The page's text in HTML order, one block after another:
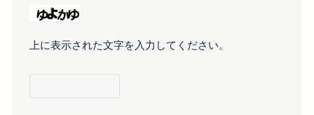
上に表示された文字を入力してください。